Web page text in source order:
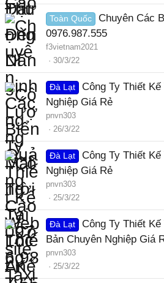
Toàn Quốc
Chuyên Các
0976.987.555
f3vietnam2021
30/3/22
Đà Lạt
Công Ty Thiết
Nghiệp Giá Rẻ
pnvn303
26/3/22
Đà Lạt
Công Ty Thiết
Nghiệp Giá Rẻ
pnvn303
25/3/22
Đà Lạt
Công Ty Thiết
Bản Chuyên Nghiệp Giá
pnvn303
25/3/22